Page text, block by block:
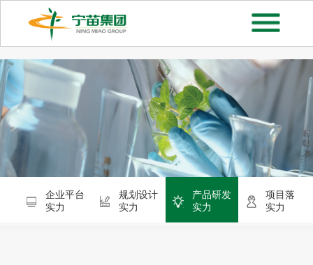
企业平台
实力
规划设计
实力
产品研发
实力
项目落地
实力